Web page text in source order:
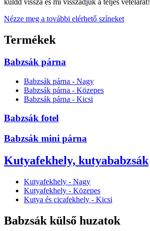
küldd vissza és mi visszadjuk a teljes vételárat!
Nézze meg a további elérhető színeket
Termékek
Babzsák párna
Babzsák párna - Nagy
Babzsák párna - Közepes
Babzsák párna - Kicsi
Babzsák fotel
Babzsák mini párna
Kutyafekhely, kutyababzsák
Kutyafekhely - Nagy
Kutyafekhely - Közepes
Kutya és cicafekhely - Kicsi
Babzsák külső huzatok